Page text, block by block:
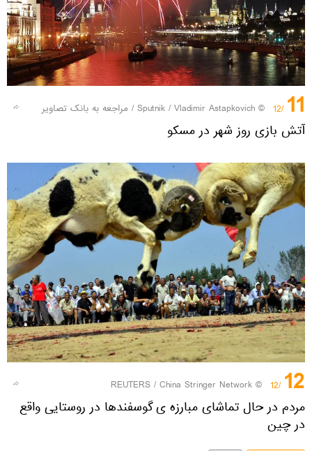
11
/12
© Sputnik / Vladimir Astapkovich
/ مراجعه به بانک تصاویر
آتش بازی روز شهر در مسکو
12
/12
©
REUTERS / China Stringer Network
مردم در حال تماشای مبارزه ی گوسفندها در روستایی واقع
در چین